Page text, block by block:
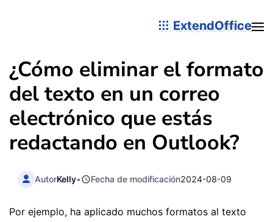
ExtendOffice
¿Cómo eliminar el formato
del texto en un correo
electrónico que estás
redactando en Outlook?
AutorKelly• Fecha de modificación2024-08-09
Por ejemplo, ha aplicado muchos formatos al texto